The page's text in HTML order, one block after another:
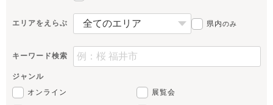
エリアをえらぶ 県内のみ
キーワード検索
ジャンル
オンライン
展覧会